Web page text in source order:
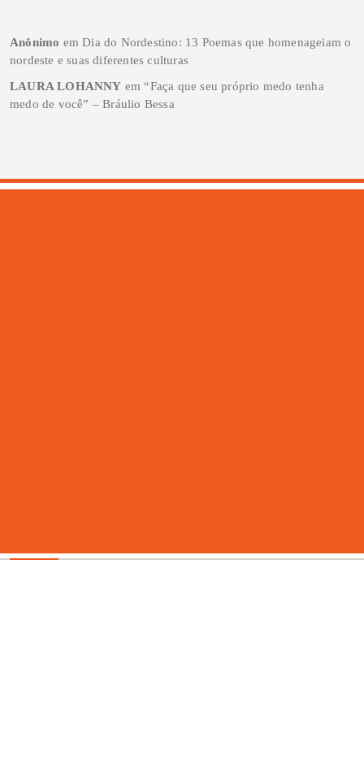
Anônimo emDia do Nordestino: 13 Poemas que homenageiam o
nordeste e suas diferentes culturas
LAURA LOHANNY em“Faça que seu próprio medo tenha
medo de você” – Bráulio Bessa